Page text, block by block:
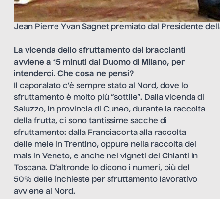
Jean Pierre Yvan Sagnet premiato dal Presidente
La vicenda dello sfruttamento dei braccianti
avviene a 15 minuti dal Duomo di Milano, per
intenderci. Che cosa ne pensi?
Il caporalato c’è sempre stato al Nord, dove lo
sfruttamento è molto più “sottile”. Dalla vicenda di
Saluzzo, in provincia di Cuneo, durante la raccolta
della frutta, ci sono tantissime sacche di
sfruttamento: dalla Franciacorta alla raccolta
delle mele in Trentino, oppure nella raccolta del
mais in Veneto, e anche nei vigneti del Chianti in
Toscana. D’altronde lo dicono i numeri, più del
50% delle inchieste per sfruttamento lavorativo
avviene al Nord.